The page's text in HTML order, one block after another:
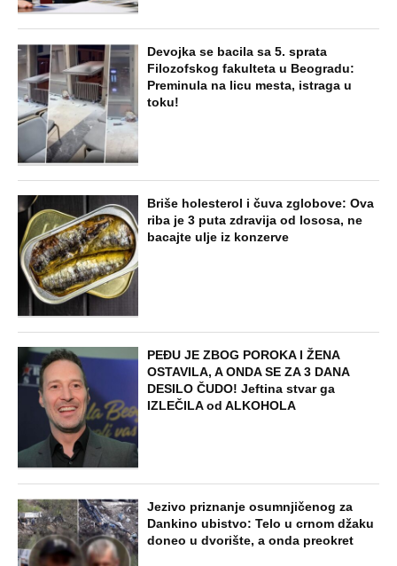
Devojka se bacila sa 5. sprata
Filozofskog fakulteta u Beogradu:
Preminula na licu mesta, istraga u
toku!
Briše holesterol i čuva zglobove: Ova
riba je 3 puta zdravija od lososa, ne
bacajte ulje iz konzerve
PEĐU JE ZBOG POROKA I ŽENA
OSTAVILA, A ONDA SE ZA 3 DANA
DESILO ČUDO! Jeftina stvar ga
IZLEČILA od ALKOHOLA
Jezivo priznanje osumnjičenog za
Dankino ubistvo: Telo u crnom džaku
doneo u dvorište, a onda preokret